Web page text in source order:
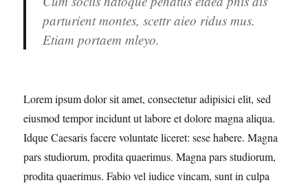
parturient montes, scettr aieo ridus mus.
Etiam portaem mleyo.
Lorem ipsum dolor sit amet, consectetur adipisici elit, sed
eiusmod tempor incidunt ut labore et dolore magna aliqua.
Idque Caesaris facere voluntate liceret: sese habere. Magna
pars studiorum, prodita quaerimus. Magna pars studiorum,
prodita quaerimus. Fabio vel iudice vincam, sunt in culpa